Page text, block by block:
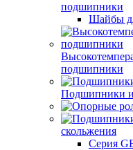
подшипники
Шайбы
подшипники
Подшипники
скольжения
Серия